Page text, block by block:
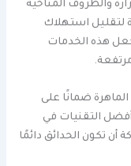
والظروف المناخية
لتقليل استهلاك
هذه الخدمات
ضمانًا على
التقنيات في
أن تكون الحدائق دائمًا